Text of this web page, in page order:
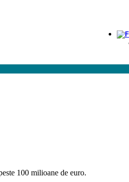
100 milioane de euro.